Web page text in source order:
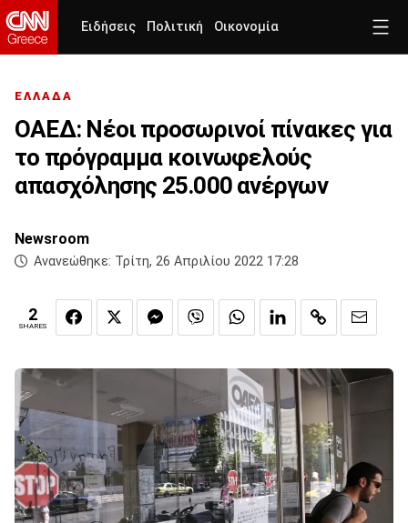
Ειδήσεις Πολιτική Οικονομία
ΕΛΛΑΔΑ
ΟΑΕΔ: Nέοι προσωρινοί πίνακες για
το πρόγραμμα κοινωφελούς
απασχόλησης 25.000 ανέργων
Newsroom
Ανανεώθηκε: Τρίτη, 26 Απριλίου 2022 17:28
2
SHARES